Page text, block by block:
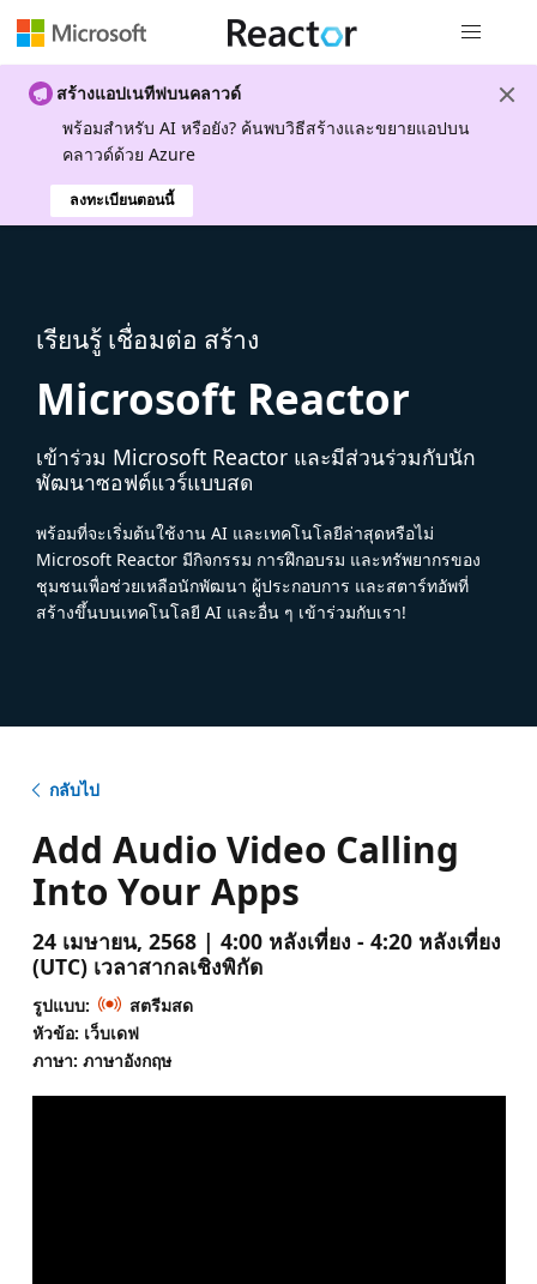
สร้างแอปเนทีฟบนคลาวด์
พร้อมสําหรับ AI หรือยัง? ค้นพบวิธีสร้างและขยายแอปบน
คลาวด์ด้วย Azure
ลงทะเบียนตอนนี้
เรียนรู้ เชื่อมต่อ สร้าง
Microsoft Reactor
เข้าร่วม Microsoft Reactor และมีส่วนร่วมกับนัก
พัฒนาซอฟต์แวร์แบบสด
พร้อมที่จะเริ่มต้นใช้งาน AI และเทคโนโลยีล่าสุดหรือไม่
Microsoft Reactor มีกิจกรรม การฝึกอบรม และทรัพยากรของ
ชุมชนเพื่อช่วยเหลือนักพัฒนา ผู้ประกอบการ และสตาร์ทอัพที่
สร้างขึ้นบนเทคโนโลยี AI และอื่น ๆ เข้าร่วมกับเรา!
กลับไป
Add Audio Video Calling
Into Your Apps
24 เมษายน, 2568 | 4:00 หลังเที่ยง - 4:20 หลังเที่ยง
(UTC) เวลาสากลเชิงพิกัด
รูปแบบ:
สตรีมสด
หัวข้อ: เว็บเดฟ
ภาษา: ภาษาอังกฤษ